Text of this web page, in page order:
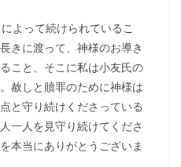
よって続けられているこ
きに渡って、神様のお導き
こと、そこに私は小友氏の
赦しと贖罪のために神様は
と守り続けくださっている
一人を見守り続けてくださ
本当にありがとうございま